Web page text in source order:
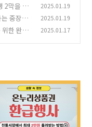
2막을 위
2025.01.19
중장년
2025.01.19
위한 완벽
2025.01.17